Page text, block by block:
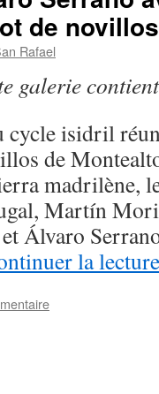
de
Rafael
galerie
cycle isidril
de
madrilène,
Martín
Álvaro
la